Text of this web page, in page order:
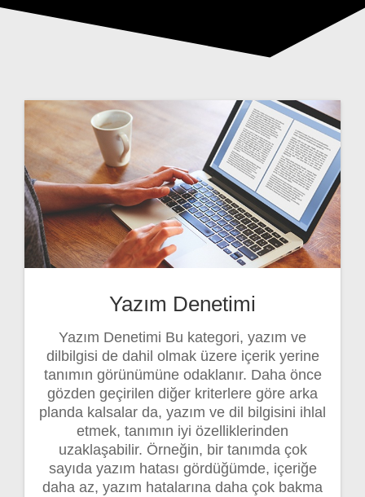
Yazım Denetimi
Yazım Denetimi Bu kategori, yazım ve
dilbilgisi de dahil olmak üzere içerik yerine
tanımın görünümüne odaklanır. Daha önce
gözden geçirilen diğer kriterlere göre arka
planda kalsalar da, yazım ve dil bilgisini ihlal
etmek, tanımın iyi özelliklerinden
uzaklaşabilir. Örneğin, bir tanımda çok
sayıda yazım hatası gördüğümde, içeriğe
daha az, yazım hatalarına daha çok bakma